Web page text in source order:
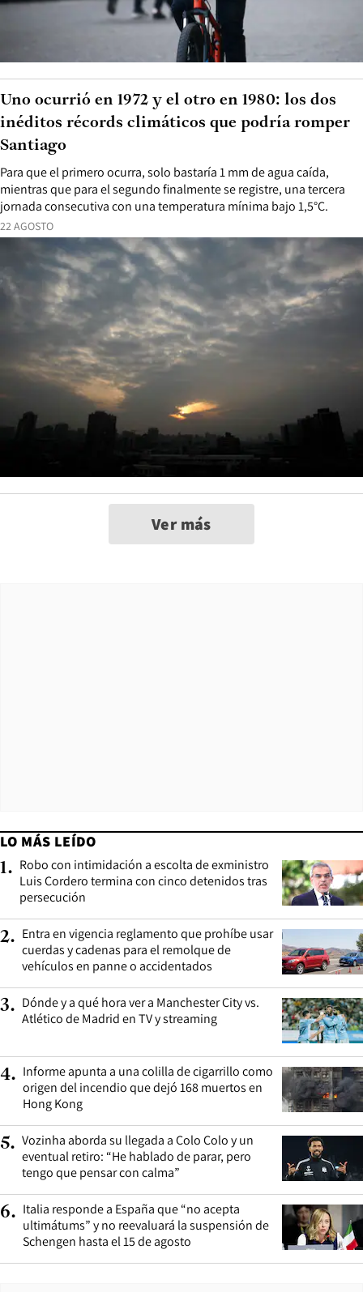
22 AGOSTO
Para que el primero ocurra, solo bastaría 1 mm de agua caída,
mientras que para el segundo finalmente se registre, una tercera
jornada consecutiva con una temperatura mínima bajo 1,5°C.
Uno ocurrió en 1972 y el otro en 1980: los dos
inéditos récords climáticos que podría romper
Santiago
Ver más
LO MÁS LEÍDO
1. Robo con intimidación a escolta de exministro
Luis Cordero termina con cinco detenidos tras
persecución
2. Entra en vigencia reglamento que prohíbe usar
cuerdas y cadenas para el remolque de
vehículos en panne o accidentados
3. Dónde y a qué hora ver a Manchester City vs.
Atlético de Madrid en TV y streaming
4. Informe apunta a una colilla de cigarrillo como
origen del incendio que dejó 168 muertos en
Hong Kong
5. Vozinha aborda su llegada a Colo Colo y un
eventual retiro: “He hablado de parar, pero
tengo que pensar con calma”
6. Italia responde a España que “no acepta
ultimátums” y no reevaluará la suspensión de
Schengen hasta el 15 de agosto